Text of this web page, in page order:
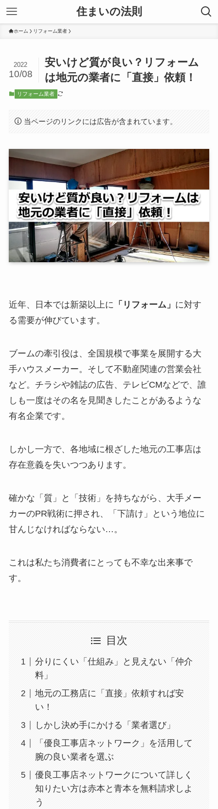
住まいの法則
ホーム リフォーム業者
安いけど質が良い？リフォーム
は地元の業者に「直接」依頼！
2022
10/08
リフォーム業者
当ページのリンクには広告が含まれています。
近年、日本では新築以上に 「リフォーム」 に対す
る需要が伸びています。
ブームの牽引役は、全国規模で事業を展開する大
手ハウスメーカー。そして不動産関連の営業会社
など。チラシや雑誌の広告、テレビCMなどで、誰
しも一度はその名を見聞きしたことがあるような
有名企業です。
しかし一方で、各地域に根ざした地元の工事店は
存在意義を失いつつあります。
確かな「質」と「技術」を持ちながら、大手メー
カーのPR戦術に押され、「下請け」という地位に
甘んじなければならない…。
これは私たち消費者にとっても不幸な出来事で
す。
目次
分りにくい「仕組み」と見えない「仲介
料」
地元の工務店に「直接」依頼すれば安
い！
しかし決め手にかける「業者選び」
「優良工事店ネットワーク」を活用して
腕の良い業者を選ぶ
優良工事店ネットワークについて詳しく
知りたい方は赤本と青本を無料請求しよ
う